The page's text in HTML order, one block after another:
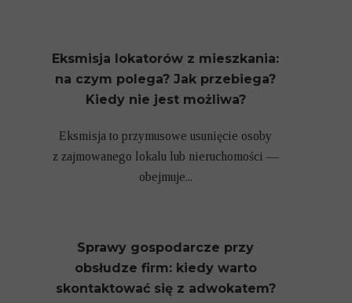
Eksmisja lokatorów z mieszkania:
na czym polega? Jak przebiega?
Kiedy nie jest możliwa?
Eksmisja to przymusowe usunięcie osoby
z zajmowanego lokalu lub nieruchomości —
obejmuje...
Sprawy gospodarcze przy
obsłudze firm: kiedy warto
skontaktować się z adwokatem?